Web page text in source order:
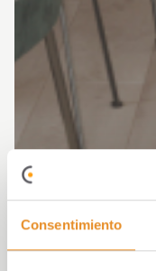
Consentimiento